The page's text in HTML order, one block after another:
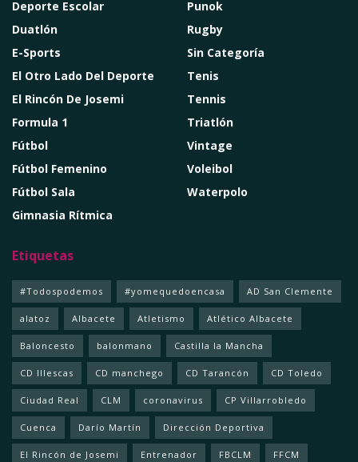
Deporte Escolar
Duatlón
E-Sports
El Otro Lado Del Deporte
El Rincón De Josemi
Formula 1
Fútbol
Fútbol Femenino
Fútbol Sala
Gimnasia Rítmica
Punok
Rugby
Sin Categoría
Tenis
Tennis
Triatlón
Vintage
Voleibol
Waterpolo
Etiquetas
#Todospodemos #yomequedoencasa AD San Clemente
alatoz Albacete Atletismo Atlético Albacete
Baloncesto balonmano Castilla la Mancha
CD Illescas CD manchego CD Tarancón CD Toledo
Ciudad Real CLM coronavirus CP Villarrobledo
Cuenca Darío Martín Dirección Deportiva
El Rincón de Josemi Entrenador FBCLM FFCM